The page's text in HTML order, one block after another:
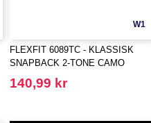
W1
FLEXFIT 6089TC - KLASSISK
SNAPBACK 2-TONE CAMO
140,99 kr